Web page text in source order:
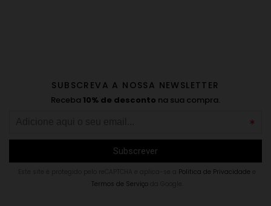
SUBSCREVA A NOSSA NEWSLETTER
Receba 10% de desconto na sua compra.
Politica de Privacidade
Termos de Serviçoda Google.